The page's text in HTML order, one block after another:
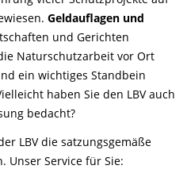
Geldauflagen und
und Gerichten
Naturschutzarbeit vor Ort
ein wichtiges Standbein
haben Sie den LBV auch
bedacht?
LBV die satzungsgemäße
Unser Service für Sie: